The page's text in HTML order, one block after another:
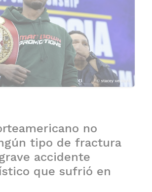
no
tipo de fractura
accidente
que sufrió en